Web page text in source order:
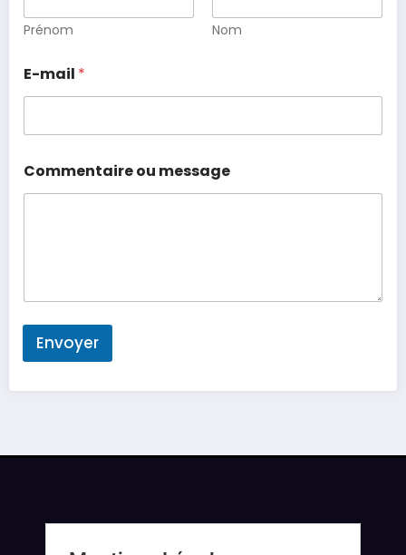
Prénom Nom
E-mail *
Commentaire ou message
Envoyer